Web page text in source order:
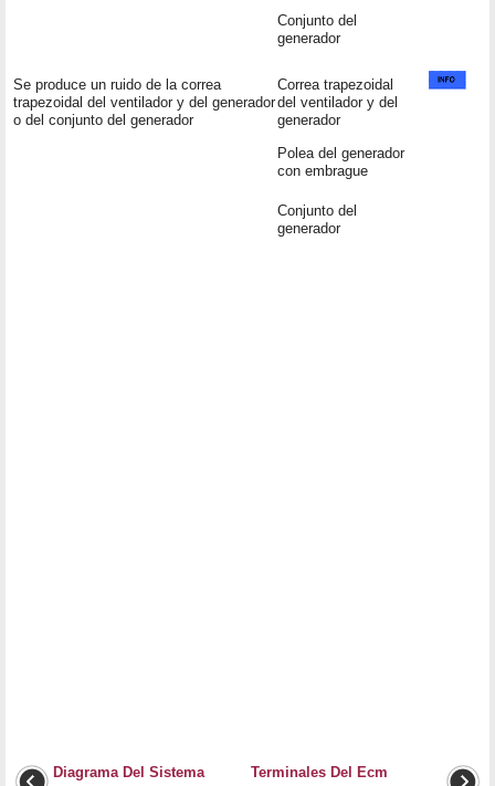
Conjunto del
generador
Se produce un ruido de la correa
trapezoidal del ventilador y del generador
o del conjunto del generador
Correa trapezoidal
del ventilador y del
generador
Polea del generador
con embrague
Conjunto del
generador
Diagrama Del Sistema
Terminales Del Ecm